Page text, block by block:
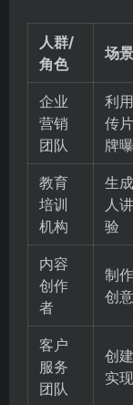
人群/
角色
场
企业
营销
团队
利
传
牌
教育
培训
机构
生
人
验
内容
创作
者
制
创
客户
服务
团队
创
实